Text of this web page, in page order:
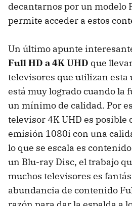
decantarnos por un modelo
permite acceder a estos
Un último apunte
Full HD a 4K UHD que
televisores que utilizan
está muy logrado cuando la
un mínimo de calidad. Por
televisor 4K UHD es
emisión 1080i con una
lo que se escala es
un Blu-ray Disc, el trabajo
muchos televisores es
abundancia de contenido